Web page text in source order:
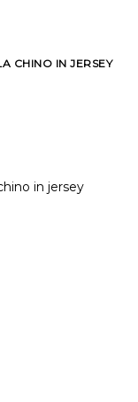
CHINO IN JERSEY
in jersey